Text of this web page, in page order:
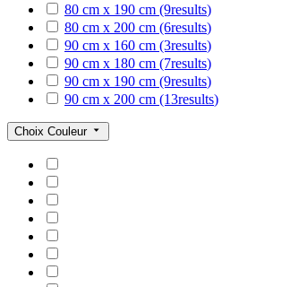
80 cm x 190 cm (9results)
80 cm x 200 cm (6results)
90 cm x 160 cm (3results)
90 cm x 180 cm (7results)
90 cm x 190 cm (9results)
90 cm x 200 cm (13results)
Choix Couleur